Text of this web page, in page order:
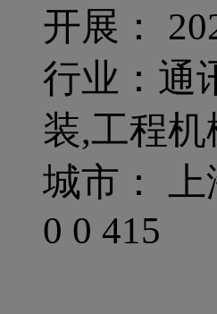
开展：
行业：通
装,工程机
城市：
0 0 415